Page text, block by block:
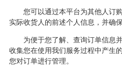
您可以通过本平台为其他人订
实际收货人的前述个人信息，并确
为便于您了解、查询订单信息
收集您在使用我们服务过程中产生
您对订单进行管理。